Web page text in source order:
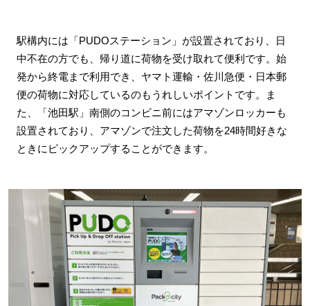
駅構内には「PUDOステーション」が設置されており、日
中不在の方でも、帰り道に荷物を受け取れて便利です。始
発から終電まで利用でき、ヤマト運輸・佐川急便・日本郵
便の荷物に対応しているのもうれしいポイントです。ま
た、「池田駅」南側のコンビニ前にはアマゾンロッカーも
設置されており、アマゾンで注文した荷物を24時間好きな
ときにピックアップすることができます。